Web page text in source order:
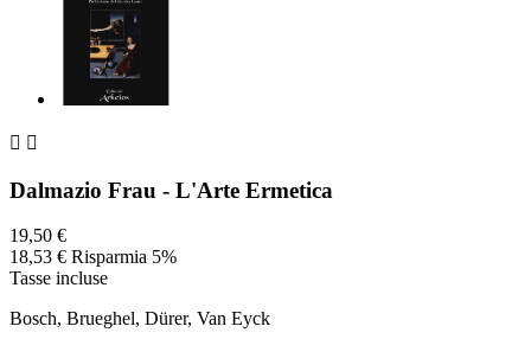
 
Dalmazio Frau - L'Arte Ermetica
19,50 €
18,53 € Risparmia 5%
Tasse incluse
Bosch, Brueghel, Dürer, Van Eyck